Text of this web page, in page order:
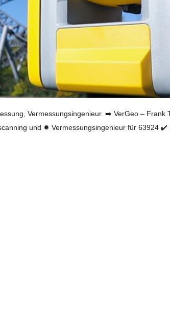
Vermessungsingenieur. ➡️ VerGeo – Frank
und ✹ Vermessungsingenieur für 63924